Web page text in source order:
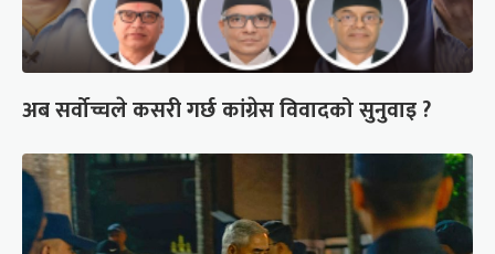
अब सर्वोच्चले कसरी गर्छ कांग्रेस विवादको सुनुवाइ ?